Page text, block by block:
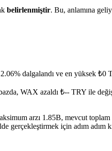
belirlenmiştir. Bu, anlamına
dalgalandı ve en yüksek ₺0
WAX azaldı ₺-- TRY ile
arzı 1.85B, mevcut toplam
gerçekleştirmek için adım adım